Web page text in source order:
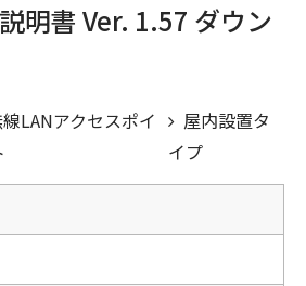
明書 Ver. 1.57 ダウン
LANアクセスポイ
屋内設置タ
イプ